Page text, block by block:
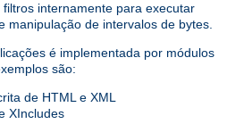
internamente para executar
manipulação de intervalos de bytes.
é implementada por módulos
são:
de HTML e XML
XIncludes